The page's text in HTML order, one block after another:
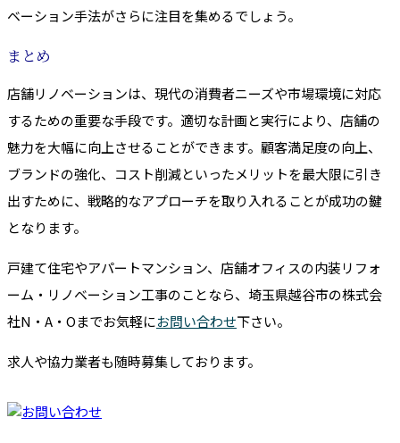
ベーション手法がさらに注目を集めるでしょう。
まとめ
店舗リノベーションは、現代の消費者ニーズや市場環境に対応
するための重要な手段です。適切な計画と実行により、店舗の
魅力を大幅に向上させることができます。顧客満足度の向上、
ブランドの強化、コスト削減といったメリットを最大限に引き
出すために、戦略的なアプローチを取り入れることが成功の鍵
となります。
戸建て住宅やアパートマンション、店舗オフィスの内装リフォ
ーム・リノベーション工事のことなら、埼玉県越谷市の株式会
社N・A・Oまでお気軽にお問い合わせ下さい。
求人や協力業者も随時募集しております。